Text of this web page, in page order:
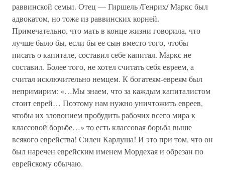
раввинской семьи. Отец — Гиршель /Генрих/ Маркс был
адвокатом, но тоже из раввинских корней.
Примечательно, что мать в конце жизни говорила, что
лучше было бы, если бы ее сын вместо того, чтобы
писать о капитале, составил себе капитал. Маркс не
составил. Более того, не хотел считать себя евреем, а
считал исключительно немцем. К богатеям-евреям был
непримирим: «…Мы знаем, что за каждым капиталистом
стоит еврей… Поэтому нам нужно уничтожить евреев,
чтобы их зловонием пробудить рабочих всего мира к
классовой борьбе…» то есть классовая борьба выше
всякого еврейства! Силен Карлуша! И это при том, что он
был наречен еврейским именем Мордехая и обрезан по
еврейскому обычаю.